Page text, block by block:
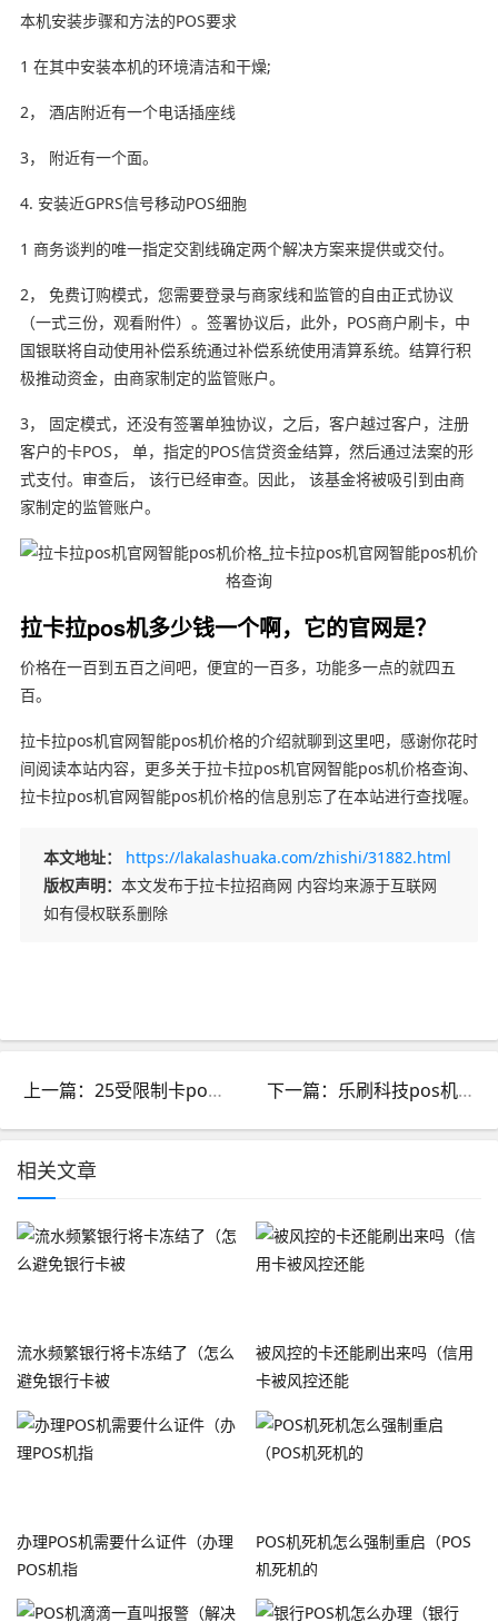
本机安装步骤和方法的POS要求
1 在其中安装本机的环境清洁和干燥;
2， 酒店附近有一个电话插座线
3， 附近有一个面。
4. 安装近GPRS信号移动POS细胞
1 商务谈判的唯一指定交割线确定两个解决方案来提供或交付。
2， 免费订购模式，您需要登录与商家线和监管的自由正式协议
（一式三份，观看附件）。签署协议后，此外，POS商户刷卡，中
国银联将自动使用补偿系统通过补偿系统使用清算系统。结算行积
极推动资金，由商家制定的监管账户。
3， 固定模式，还没有签署单独协议，之后，客户越过客户，注册
客户的卡POS， 单，指定的POS信贷资金结算，然后通过法案的形
式支付。审查后， 该行已经审查。因此， 该基金将被吸引到由商
家制定的监管账户。
拉卡拉pos机多少钱一个啊，它的官网是？
价格在一百到五百之间吧，便宜的一百多，功能多一点的就四五
百。
拉卡拉pos机官网智能pos机价格的介绍就聊到这里吧，感谢你花时
间阅读本站内容，更多关于拉卡拉pos机官网智能pos机价格查询、
拉卡拉pos机官网智能pos机价格的信息别忘了在本站进行查找喔。
本文地址：
https://lakalashuaka.com/zhishi/31882.html
版权声明： 本文发布于拉卡拉招商网 内容均来源于互联网
如有侵权联系删除
上一篇：25受限制卡pos机器显示_pos机错误代码25受限制卡 下一篇：乐刷科技pos机合法吗_乐刷是正规pos机吗
相关文章
流水频繁银行将卡冻结了（怎么
避免银行卡被
被风控的卡还能刷出来吗（信用
卡被风控还能
办理POS机需要什么证件（办理
POS机指
POS机死机怎么强制重启（POS
机死机的